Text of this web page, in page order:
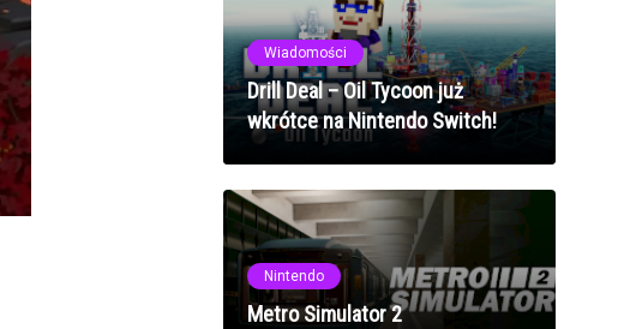
Wiadomości
Drill Deal – Oil Tycoon już
wkrótce na Nintendo Switch!
Nintendo
Metro Simulator 2